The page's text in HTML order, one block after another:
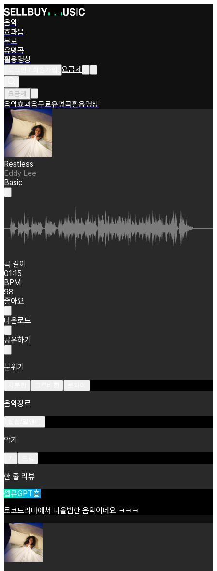
음악
효과음
무료
유명곡
활용영상
요금제
요금제
음악효과음무료유명곡활용영상
Restless
Eddy Lee
Basic
곡 길이
01:15
BPM
98
좋아요
다운로드
공유하기
분위기
음악장르
악기
한 줄 리뷰
셀뮤GPT🤖
로코드라마에서 나올법한 음악이네요 ㅋㅋㅋ